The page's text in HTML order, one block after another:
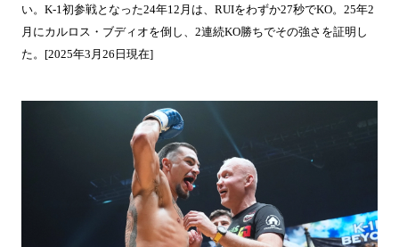
い。K-1初参戦となった24年12月は、RUIをわずか27秒でKO。25年2
月にカルロス・ブディオを倒し、2連続KO勝ちでその強さを証明し
た。[2025年3月26日現在]